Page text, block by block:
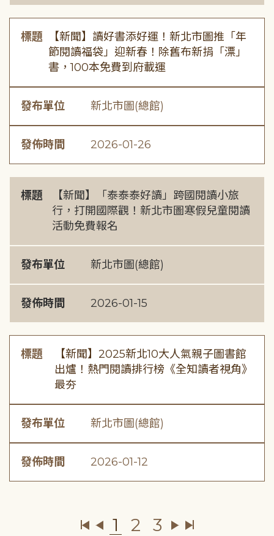
標題
【新聞】讀好書添好運！新北市圖推「年
節閱讀福袋」迎新春！除舊布新捐「漂」
書，100本免費到府載運
發布單位 新北市圖(總館)
發佈時間 2026-01-26
標題
【新聞】「泰泰泰好讀」跨國閱讀小旅
行，打開國際觀！新北市圖寒假兒童閱讀
活動免費報名
發布單位 新北市圖(總館)
發佈時間 2026-01-15
標題
【新聞】2025新北10大人氣親子圖書館
出爐！熱門閱讀排行榜《全知讀者視角》
最夯
發布單位 新北市圖(總館)
發佈時間 2026-01-12
1 2 3